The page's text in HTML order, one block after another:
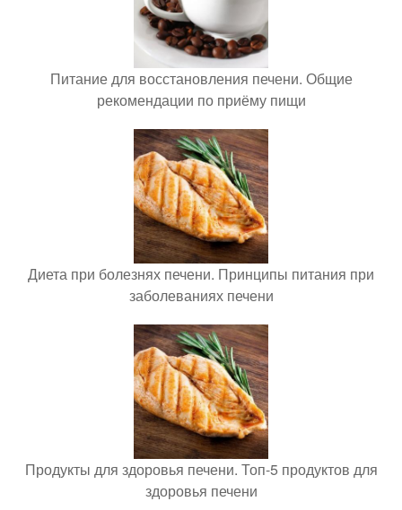
Питание для восстановления печени. Общие
рекомендации по приёму пищи
Диета при болезнях печени. Принципы питания при
заболеваниях печени
Продукты для здоровья печени. Топ-5 продуктов для
здоровья печени